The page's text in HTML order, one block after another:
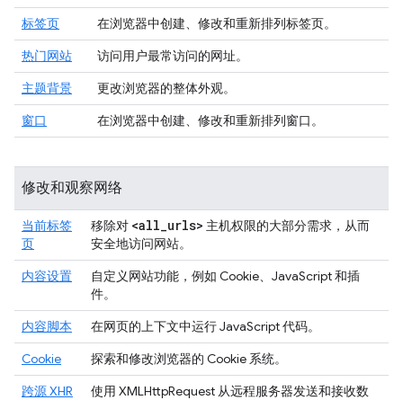
标签页
在浏览器中创建、修改和重新排列标签页。
热门网站
访问用户最常访问的网址。
主题背景
更改浏览器的整体外观。
窗口
在浏览器中创建、修改和重新排列窗口。
修改和观察网络
当前标签
页
移除对 <all_urls> 主机权限的大部分需求，从而
安全地访问网站。
内容设置
自定义网站功能，例如 Cookie、JavaScript 和插
件。
内容脚本
在网页的上下文中运行 JavaScript 代码。
Cookie
探索和修改浏览器的 Cookie 系统。
跨源 XHR
使用 XMLHttpRequest 从远程服务器发送和接收数